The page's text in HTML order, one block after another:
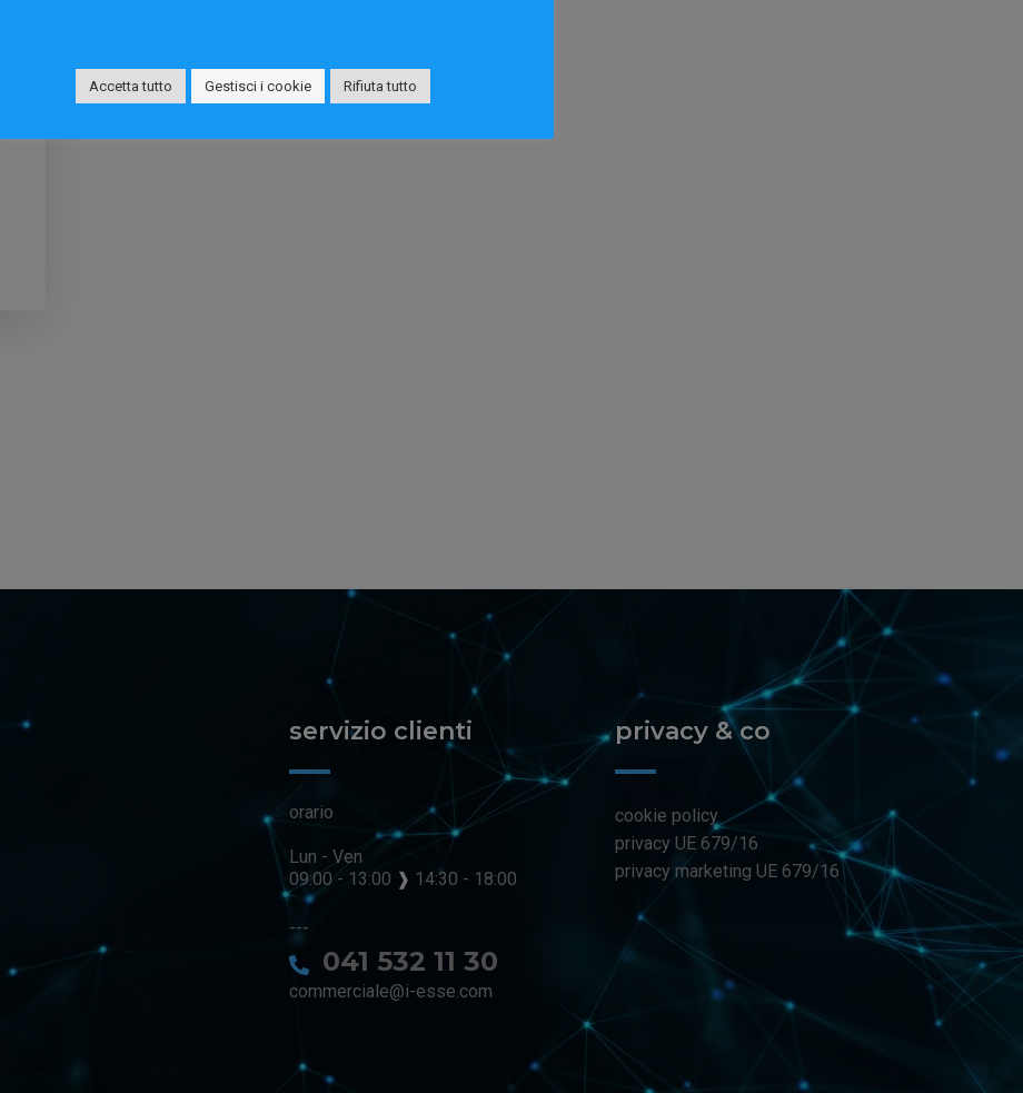
servizio clienti
orario
Lun - Ven
09:00 - 13:00 ❱ 14:30 - 18:00
---
041 532 11 30
commerciale@i-esse.com
privacy & co
cookie policy
privacy UE 679/16
privacy marketing UE 679/16
Accetta tutto Gestisci i cookie Rifiuta tutto